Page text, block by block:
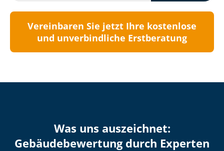
Vereinbaren Sie jetzt Ihre kostenlose
und unverbindliche Erstberatung
Was uns auszeichnet:
Ge­bäu­de­be­wer­tung durch Experten